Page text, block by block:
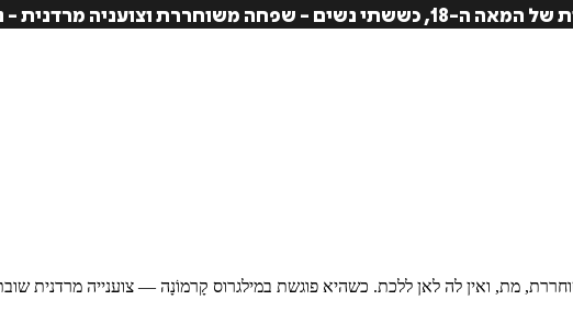
- נאבקות לחופש בעולם עוין.
משוחררת, מת, ואין לה לאן ללכת. כשהיא פוגשת במילגרוס קָרמוֹנָה — צוענייה